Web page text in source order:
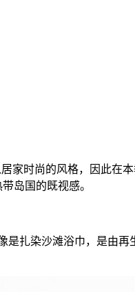
时尚的风格，因此在
岛国的既视感。
扎染沙滩浴巾，是由再